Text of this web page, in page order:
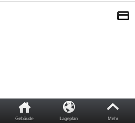
Gebäude Lageplan Mehr